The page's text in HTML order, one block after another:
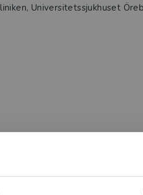
Universitetssjukhuset